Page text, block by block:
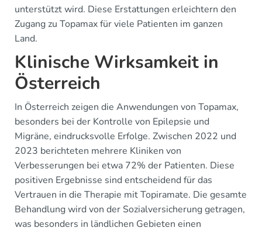
unterstützt wird. Diese Erstattungen erleichtern den
Zugang zu Topamax für viele Patienten im ganzen
Land.
Klinische Wirksamkeit in
Österreich
In Österreich zeigen die Anwendungen von Topamax,
besonders bei der Kontrolle von Epilepsie und
Migräne, eindrucksvolle Erfolge. Zwischen 2022 und
2023 berichteten mehrere Kliniken von
Verbesserungen bei etwa 72% der Patienten. Diese
positiven Ergebnisse sind entscheidend für das
Vertrauen in die Therapie mit Topiramate. Die gesamte
Behandlung wird von der Sozialversicherung getragen,
was besonders in ländlichen Gebieten einen